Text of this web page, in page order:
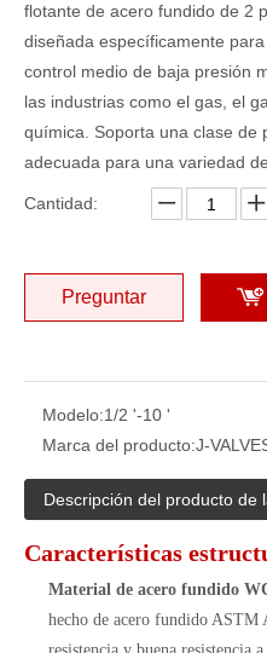
flotante de acero fundido de 2
diseñada específicamente
control medio de baja presión
las industrias como el gas, el
química. Soporta una clase de
adecuada para una variedad
Cantidad:
Preguntar
Modelo:1/2 '-10 '
Marca del producto:J-
Descripción del producto de
Características
Material de acero fundido
hecho de acero fundido ASTM